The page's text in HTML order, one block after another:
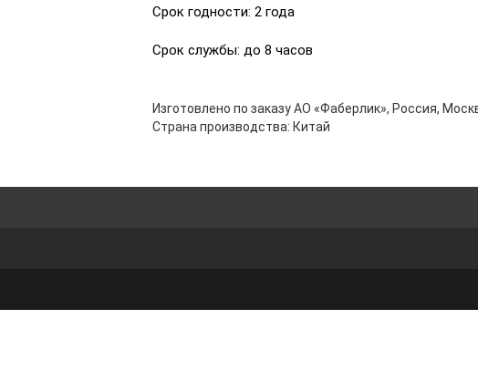
Срок годности: 2 года
Срок службы: до 8 часов
Изготовлено по заказу АО «Фаберлик», Россия,
Страна производства: Китай